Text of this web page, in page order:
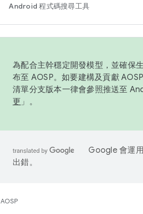
Android 程式碼搜尋工具
為配合主幹穩定開發模型，並確保
布至 AOSP。如要建構及貢獻
清單分支版本一律會參照推送至
更 」。
Google 會運
出錯。
AOSP